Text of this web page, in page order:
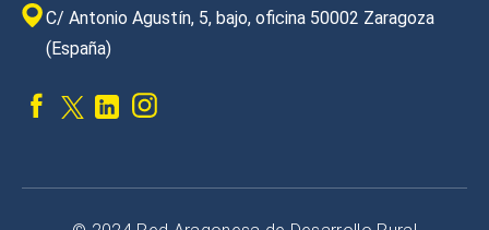
C/ Antonio Agustín, 5, bajo, oficina 50002 Zaragoza
(España)